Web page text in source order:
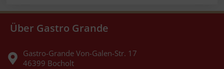
Über Gastro Grande
Gastro-Grande Von-Galen-Str. 17
46399 Bocholt